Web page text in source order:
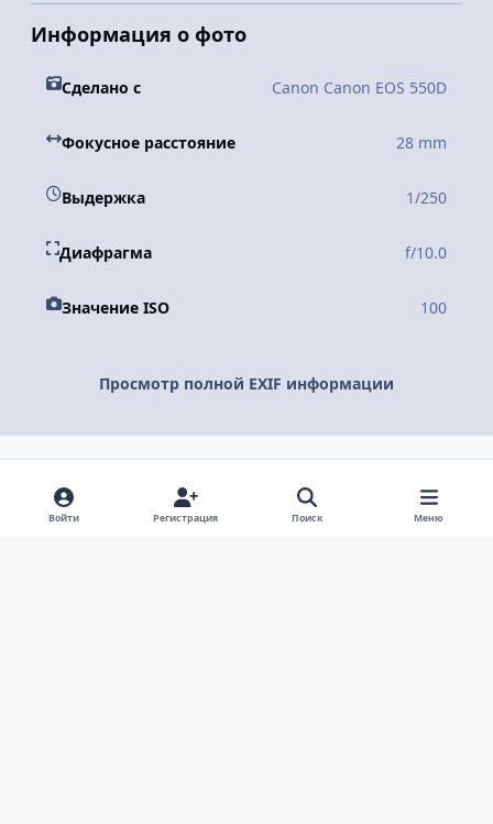
Информация о фото
Сделано с Canon Canon EOS 550D
Фокусное расстояние 28 mm
Выдержка 1/250
Диафрагма f/10.0
Значение ISO 100
Просмотр полной EXIF информации
Войти Регистрация Поиск Меню